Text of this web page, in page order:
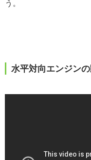
う。
水平対向エンジン